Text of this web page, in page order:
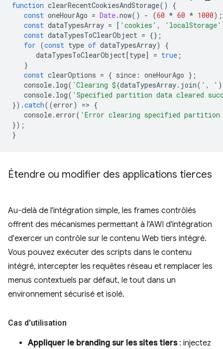
function clearRecentCookiesAndStorage()
{
const oneHourAgo = Date.now() - (60 * 60 * 1000);
const dataTypesArray = [ 'cookies' , 'localStorage'
const dataTypesToClearObject = {};
for (const type of dataTypesArray)
{
dataTypesToClearObject[type] = true ;
}
const clearOptions = { since : oneHourAgo };
console. log( `Clearing ${dataTypesArray. join( ', ' )
console. log( 'Specified partition data cleared
}).catch((error) => {
console. error( 'Error clearing specified
});
}
Étendre ou modifier des applications tierces
Au-delà de l'intégration simple, les frames contrôlés
offrent des mécanismes permettant à l'AWI d'intégration
d'exercer un contrôle sur le contenu Web tiers intégré.
Vous pouvez exécuter des scripts dans le contenu
intégré, intercepter les requêtes réseau et remplacer les
menus contextuels par défaut, le tout dans un
environnement sécurisé et isolé.
Cas d'utilisation
Appliquer le branding sur les sites tiers: injectez